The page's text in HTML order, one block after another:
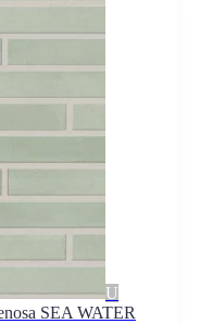
SEA WATER